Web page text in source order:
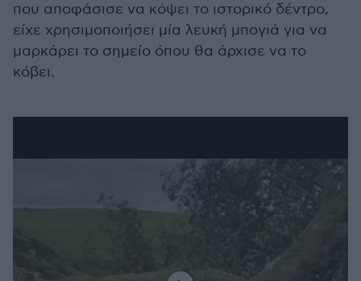
που αποφάσισε να κόψει το ιστορικό δέντρο,
είχε χρησιμοποιήσει μία λευκή μπογιά για να
μαρκάρει το σημείο όπου θα άρχισε να το
κόβει.